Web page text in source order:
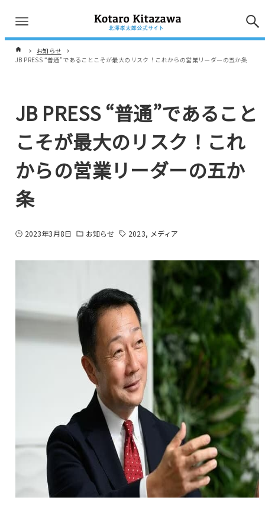
お知らせ
JB PRESS “普通”であることこそが最大のリスク！これからの営業リーダーの五か条
JB PRESS “普通”であること
こそが最大のリスク！これ
からの営業リーダーの五か
条
2023年3月8日 お知らせ 2023 メディア